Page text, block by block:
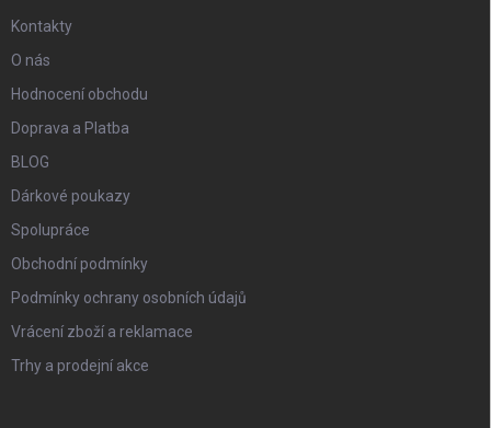
Kontakty
O nás
Hodnocení obchodu
Doprava a Platba
BLOG
Dárkové poukazy
Spolupráce
Obchodní podmínky
Podmínky ochrany osobních údajů
Vrácení zboží a reklamace
Trhy a prodejní akce